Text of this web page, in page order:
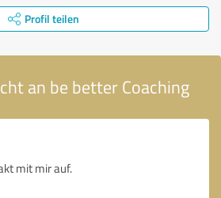
Profil teilen
an be better Coaching